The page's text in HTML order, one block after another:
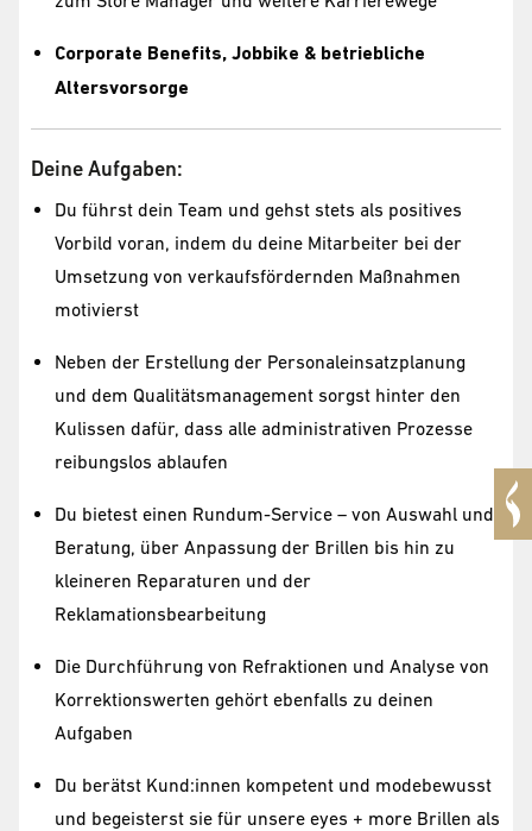
Corporate Benefits, Jobbike & betriebliche
Altersvorsorge
Deine Aufgaben:
Du führst dein Team und gehst stets als positives
Vorbild voran, indem du deine Mitarbeiter bei der
Umsetzung von verkaufsfördernden Maßnahmen
motivierst
Neben der Erstellung der Personaleinsatzplanung
und dem Qualitätsmanagement sorgst hinter den
Kulissen dafür, dass alle administrativen Prozesse
reibungslos ablaufen
Du bietest einen Rundum-Service – von Auswahl und
Beratung, über Anpassung der Brillen bis hin zu
kleineren Reparaturen und der
Reklamationsbearbeitung
Die Durchführung von Refraktionen und Analyse von
Korrektionswerten gehört ebenfalls zu deinen
Aufgaben
Du berätst Kund:innen kompetent und modebewusst
und begeisterst sie für unsere eyes + more Brillen als